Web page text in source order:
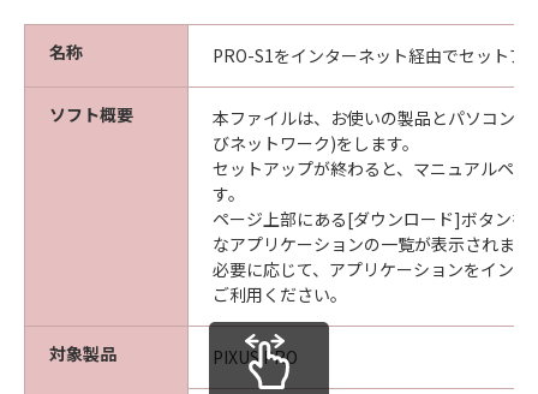
名称 PRO-S1をインターネット経由でセットア
ソフト概要
本ファイルは、お使いの製品とパソコン
びネットワーク)をします。
セットアップが終わると、マニュアルペー
す。
ページ上部にある[ダウンロード]ボタンを
なアプリケーションの一覧が表示されます
必要に応じて、アプリケーションをイン
ご利用ください。
対象製品 PIXUS PRO